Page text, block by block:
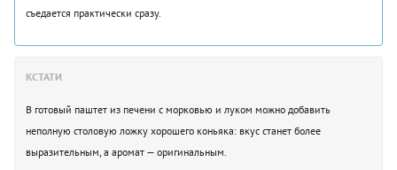
съедается практически сразу.
КСТАТИ
В готовый паштет из печени с морковью и луком можно добавить
неполную столовую ложку хорошего коньяка: вкус станет более
выразительным, а аромат — оригинальным.